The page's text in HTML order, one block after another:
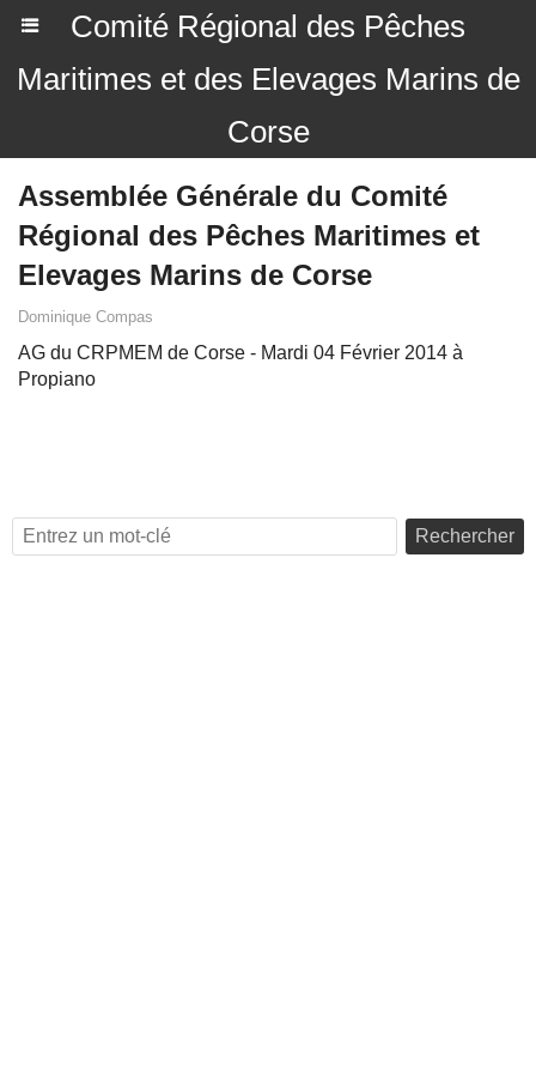
Comité Régional des Pêches
Maritimes et des Elevages Marins de
Corse
Assemblée Générale du Comité
Régional des Pêches Maritimes et
Elevages Marins de Corse
Dominique Compas
AG du CRPMEM de Corse - Mardi 04 Février 2014 à
Propiano
Rechercher